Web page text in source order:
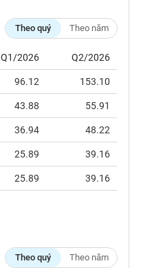
Theo quý Theo năm
Q1/2026 Q2/2026
96.12 153.10
43.88 55.91
36.94 48.22
25.89 39.16
25.89 39.16
Theo quý Theo năm